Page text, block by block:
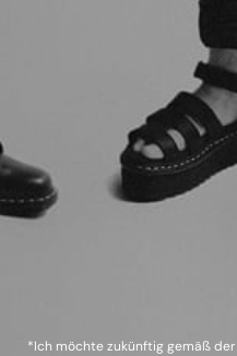
*Ich möchte zukünftig gemäß der